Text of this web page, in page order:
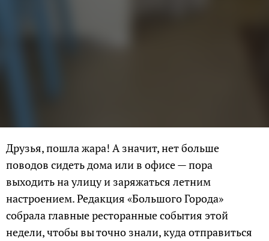
Друзья, пошла жара! А значит, нет больше
поводов сидеть дома или в офисе — пора
выходить на улицу и заряжаться летним
настроением. Редакция «Большого Города»
собрала главные ресторанные события этой
недели, чтобы вы точно знали, куда отправиться